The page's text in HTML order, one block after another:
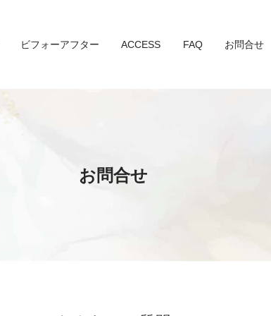
ビフォーアフター ACCESS FAQ お問合せ
お問合せ